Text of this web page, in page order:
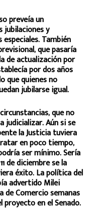
preveía un
jubilaciones y
También
que pasaría
de actualización por
por dos años
que quienes no
jubilarse igual.
que no
judicializar. Aún si se
la Justicia tuviera
en poco tiempo,
ser mínimo. Sería
de diciembre se la
éxito. La política del
advertido Milei
de Comercio semanas
en el Senado.